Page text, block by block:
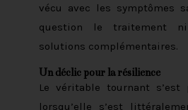
vécu avec les symptômes
question le traitement
solutions complémentaires.
Un déclic pour la résilience
Le véritable tournant
lorsqu’elle s’est